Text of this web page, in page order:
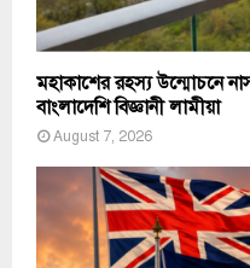
মহাকাশের রহস্য উন্মোচনে
বাংলাদেশি বিজ্ঞানী লামীয়া
August 7, 2026